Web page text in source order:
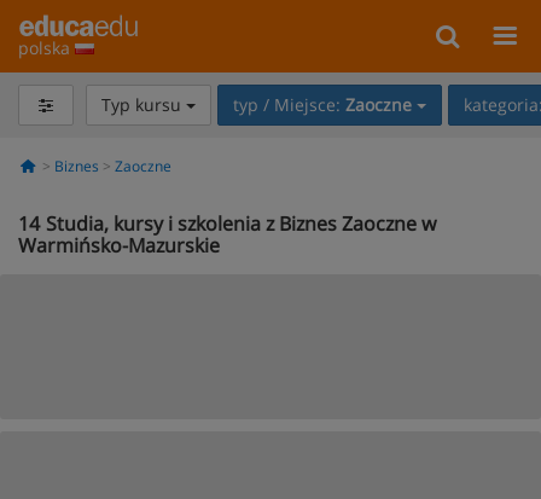
polska
Typ kursu typ / Miejsce: Zaoczne
Biznes Zaoczne
14 Studia, kursy i szkolenia z Biznes Zaoczne w
Warmińsko-Mazurskie